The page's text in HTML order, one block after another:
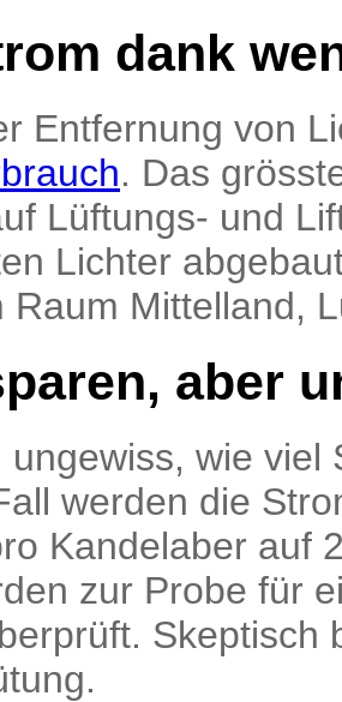
dank
Entfernung von
. Das
Lüftungs- und
Lichter
Raum Mittelland,
aber
ungewiss, wie
werden die
Kandelaber auf
zur Probe für
Skeptisch